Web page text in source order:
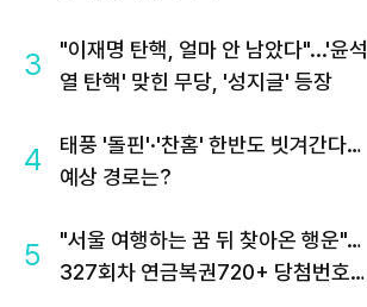
3
"이재명 탄핵, 얼마 안 남았다"...'윤석
열 탄핵' 맞힌 무당, '성지글' 등장
4
태풍 '돌핀'·'찬홈' 한반도 빗겨간다…
예상 경로는?
5
"서울 여행하는 꿈 뒤 찾아온 행운"…
327회차 연금복권720+ 당첨번호조